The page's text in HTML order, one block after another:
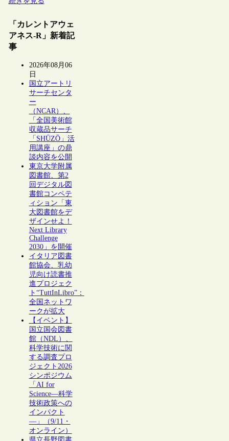
「カレントアウェ
アネス-R」新着記
事
2026年08月06
日
国立アートリ
サーチセンタ
ー
（NCAR）、
「全国美術館
収蔵品サーチ
「SHŪZŌ」活
用講座」の鼎
談内容を公開
東京大学附属
図書館、第2
回デジタル図
書館コンペテ
ィション「東
大図書館をデ
ザインせよ！
Next Library
Challenge
2030」を開催
イタリア図書
館協会、乳幼
児向け読書推
進プロジェク
ト“TuttInLibro”：
全国ネットワ
ークが拡大
【イベント】
国立国会図書
館（NDL）、
科学技術に関
する調査プロ
ジェクト2026
シンポジウム
「AI for
Science―科学
技術政策への
インパクト
―」（9/11・
オンライン）